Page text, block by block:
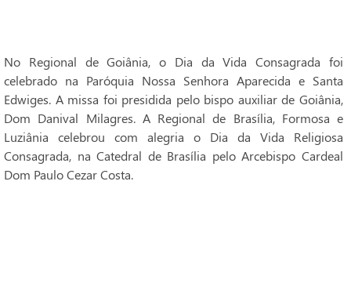
No Regional de Goiânia, o Dia da Vida Consagrada foi
celebrado na Paróquia Nossa Senhora Aparecida e Santa
Edwiges. A missa foi presidida pelo bispo auxiliar de Goiânia,
Dom Danival Milagres. A Regional de Brasília, Formosa e
Luziânia celebrou com alegria o Dia da Vida Religiosa
Consagrada, na Catedral de Brasília pelo Arcebispo Cardeal
Dom Paulo Cezar Costa.